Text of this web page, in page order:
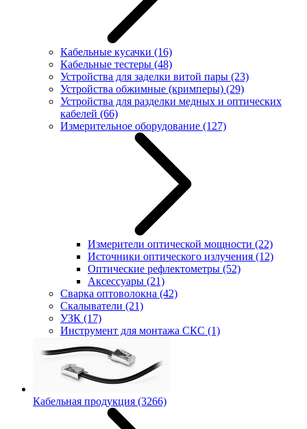
Кабельные кусачки (16)
Кабельные тестеры (48)
Устройства для заделки витой пары (23)
Устройства обжимные (кримперы) (29)
Устройства для разделки медных и оптических
кабелей (66)
Измерительное оборудование (127)
Измерители оптической мощности (22)
Источники оптического излучения (12)
Оптические рефлектометры (52)
Аксессуары (21)
Сварка оптоволокна (42)
Скалыватели (21)
УЗК (17)
Инструмент для монтажа СКС (1)
Кабельная продукция (3266)